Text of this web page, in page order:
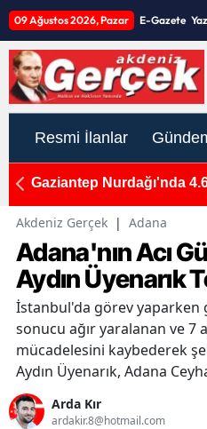
09 Ağustos 2026, Pazar E-Gazete
Resmi İlanlar
Gaziantep Nurdağı'nda
Akdeniz Gerçek | Adana
Adana'nın Acı
Aydın Üyenarık
İstanbul'da görev yaparken
sonucu ağır yaralanan ve 7
mücadelesini kaybederek
Aydın Üyenarık, Adana
Arda Kır
ardakir.8@hotmail.com